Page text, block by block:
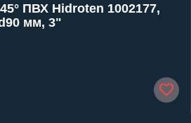
ПВХ Hidroten 1002177,
мм, 3"